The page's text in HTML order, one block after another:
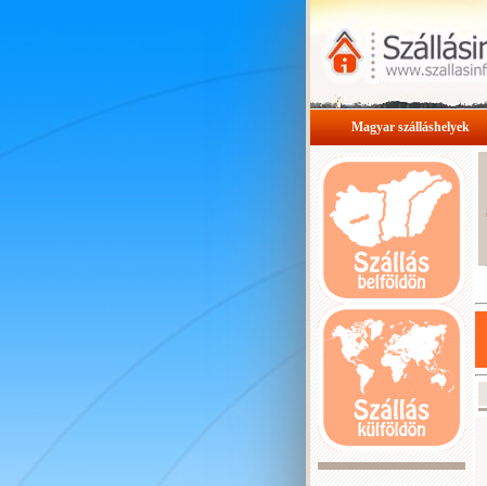
Magyar szálláshelyek